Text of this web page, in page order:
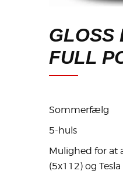
GLOSS
FULL
Sommerfælg
5-huls
Mulighed for at
(5x112) og Tesla